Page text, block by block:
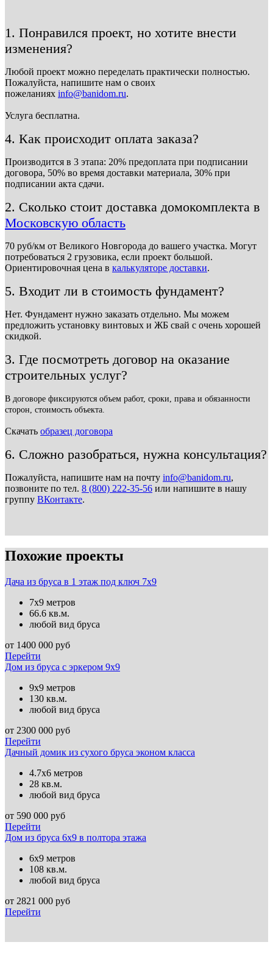
1. Понравился проект, но хотите внести
изменения?
Любой проект можно переделать практически полностью.
Пожалуйста, напишите нам о своих
пожеланиях info@banidom.ru.
Услуга бесплатна.
4. Как происходит оплата заказа?
Производится в 3 этапа: 20% предоплата при подписании
договора, 50% во время доставки материала, 30% при
подписании акта сдачи.
2. Сколько стоит доставка домокомплекта в
Московскую область
70 руб/км от Великого Новгорода до вашего участка. Могут
потребоваться 2 грузовика, если проект большой.
Ориентировочная цена в калькуляторе доставки.
5. Входит ли в стоимость фундамент?
Нет. Фундамент нужно заказать отдельно. Мы можем
предложить установку винтовых и ЖБ свай с очень хорошей
скидкой.
3. Где посмотреть договор на оказание
строительных услуг?
В договоре фиксируются объем работ, сроки, права и обязанности
сторон, стоимость объекта.
Скачать образец договора
6. Сложно разобраться, нужна консультация?
Пожалуйста, напишите нам на почту info@banidom.ru,
позвоните по тел. 8 (800) 222-35-56 или напишите в нашу
группу ВКонтакте.
Похожие проекты
Дача из бруса в 1 этаж под ключ 7х9
7х9 метров
66.6 кв.м.
любой вид бруса
от 1400 000 руб
Перейти
Дом из бруса с эркером 9х9
9х9 метров
130 кв.м.
любой вид бруса
от 2300 000 руб
Перейти
Дачный домик из сухого бруса эконом класса
4.7х6 метров
28 кв.м.
любой вид бруса
от 590 000 руб
Перейти
Дом из бруса 6х9 в полтора этажа
6х9 метров
108 кв.м.
любой вид бруса
от 2821 000 руб
Перейти